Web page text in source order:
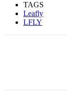
TAGS
Leafly
LFLY